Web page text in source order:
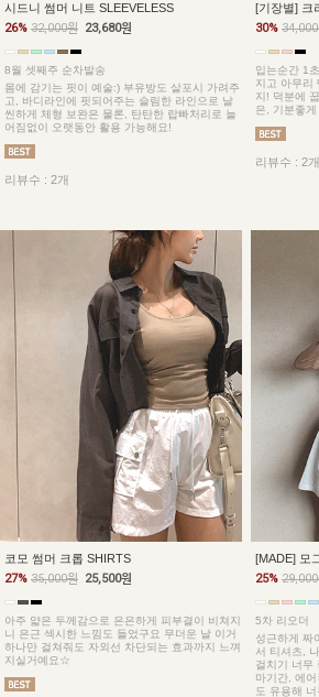
시드니 썸머 니트 SLEEVELESS
26% 32,000원 23,680원
8월 셋째주 순차발송
몸에 감기는 핏이 예술:) 부유방도 살포시 가려주
고, 바디라인에 핏되어주는 슬림한 라인으로 날
씬하게 체형 보완은 물론, 탄탄한 랍빠처리로 늘
어짐없이 오랫동안 활용 가능해요!
리뷰수 : 2개
[기장별] 크
30%
입는순간 1
지고 아무리
지! 덕분에
은, 기분좋
리뷰수 : 2개
코모 썸머 크롭 SHIRTS
27% 35,000원 25,500원
아주 얇은 두께감으로 은은하게 피부결이 비쳐지
니 은근 섹시한 느낌도 들었구요 무더운 날 이거
하나만 걸쳐줘도 자외선 차단되는 효과까지 느껴
지실거예요☆
[MADE] 모
25%
5차 리오더
성근하게 짜
서 티셔츠,
걸치기 너무
마기간, 에
도 유용해